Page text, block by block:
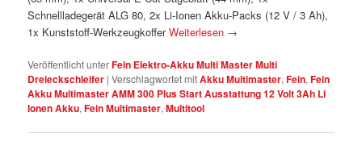
Schnellladegerät ALG 80, 2x Li-Ionen Akku-Packs (12 V / 3 Ah),
1x Kunststoff-WerkzeugkofferWeiterlesen →
Veröffentlicht unterFein Elektro-Akku Multi Master Multi
Dreieckschleifer |Verschlagwortet mitAkku Multimaster,Fein,Fein
Akku Multimaster AMM 300 Plus Start Ausstattung 12 Volt 3Ah Li
Ionen Akku,Fein Multimaster,Multitool